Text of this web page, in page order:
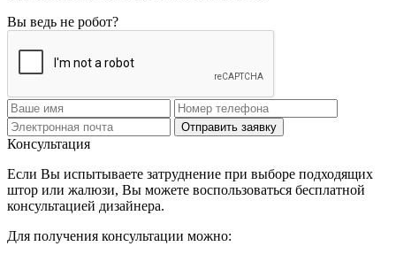
Вы ведь не робот?
Отправить заявку
Консультация
Если Вы испытываете затруднение при выборе подходящих
штор или жалюзи, Вы можете воспользоваться бесплатной
консультацией дизайнера.
Для получения консультации можно: